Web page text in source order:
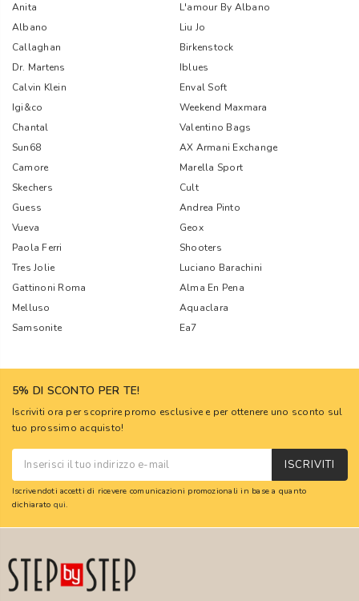
Anita
L'amour By Albano
Albano
Liu Jo
Callaghan
Birkenstock
Dr. Martens
Iblues
Calvin Klein
Enval Soft
Igi&co
Weekend Maxmara
Chantal
Valentino Bags
Sun68
AX Armani Exchange
Camore
Marella Sport
Skechers
Cult
Guess
Andrea Pinto
Vueva
Geox
Paola Ferri
Shooters
Tres Jolie
Luciano Barachini
Gattinoni Roma
Alma En Pena
Melluso
Aquaclara
Samsonite
Ea7
5% DI SCONTO PER TE!
Iscriviti ora per scoprire promo esclusive e per ottenere uno sconto sul
tuo prossimo acquisto!
ISCRIVITI
Iscrivendoti accetti di ricevere comunicazioni promozionali in base a quanto
dichiarato qui.